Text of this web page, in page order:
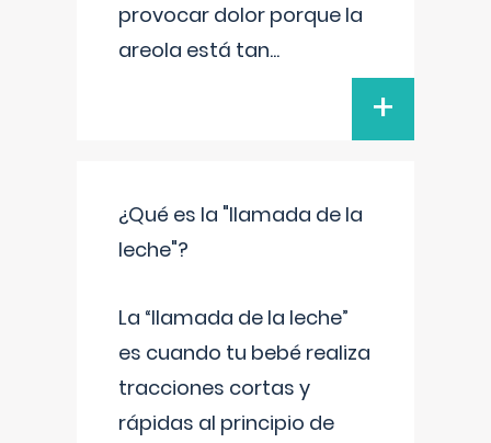
provocar dolor porque la
areola está tan...
+
¿Qué es la "llamada de la
leche"?
La “llamada de la leche”
es cuando tu bebé realiza
tracciones cortas y
rápidas al principio de